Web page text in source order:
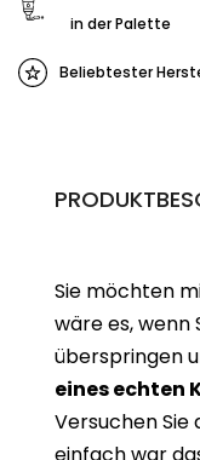
in der Palette
Beliebtester
Sie möchten
wäre es, wenn
überspringen
eines echten
Versuchen Sie